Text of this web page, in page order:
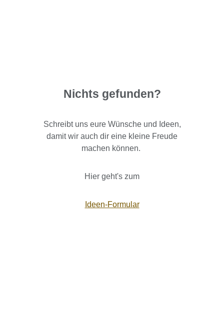
Nichts gefunden?
Schreibt uns eure Wünsche und Ideen,
damit wir auch dir eine kleine Freude
machen können.
Hier geht's zum
Ideen-Formular